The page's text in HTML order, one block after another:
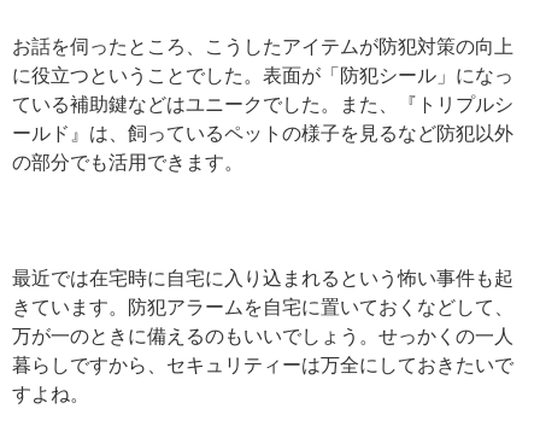
お話を伺ったところ、こうしたアイテムが防犯対策の向上
に役立つということでした。表面が「防犯シール」になっ
ている補助鍵などはユニークでした。また、『トリプルシ
ールド』は、飼っているペットの様子を見るなど防犯以外
の部分でも活用できます。
最近では在宅時に自宅に入り込まれるという怖い事件も起
きています。防犯アラームを自宅に置いておくなどして、
万が一のときに備えるのもいいでしょう。せっかくの一人
暮らしですから、セキュリティーは万全にしておきたいで
すよね。